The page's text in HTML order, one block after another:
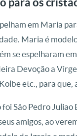
em Maria
Maria é
se espelharam
Devoção a
etc., para que,
São Pedro
amigos, ao